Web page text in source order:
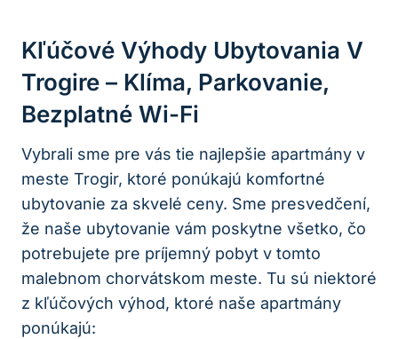
Kľúčové Výhody Ubytovania V
Trogire – Klíma, Parkovanie,
Bezplatné Wi-Fi
Vybrali sme pre vás tie najlepšie apartmány v
meste Trogir, ktoré ponúkajú komfortné
ubytovanie za skvelé ceny. Sme presvedčení,
že naše ubytovanie vám poskytne všetko, čo
potrebujete pre príjemný pobyt v tomto
malebnom chorvátskom meste. Tu sú niektoré
z kľúčových výhod, ktoré naše apartmány
ponúkajú: